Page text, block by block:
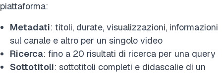
piattaforma:
Metadati: titoli, durate, visualizzazioni, informazioni
sul canale e altro per un singolo video
Ricerca: fino a 20 risultati di ricerca per una query
Sottotitoli: sottotitoli completi e didascalie di un